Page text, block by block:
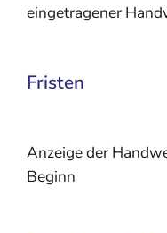
eingetragener
Fristen
Anzeige der
Beginn